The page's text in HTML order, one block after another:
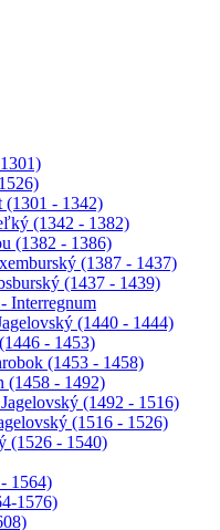
(1301 - 1342)
(1342 - 1382)
(1382 - 1386)
(1387 - 1437)
(1437 - 1439)
Interregnum
(1440 - 1444)
- 1453)
(1453 - 1458)
(1458 - 1492)
(1492 - 1516)
(1516 - 1526)
(1526 - 1540)
1564)
1576)